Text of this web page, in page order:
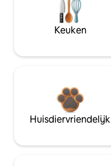
Keuken
Huisdiervriendelijk